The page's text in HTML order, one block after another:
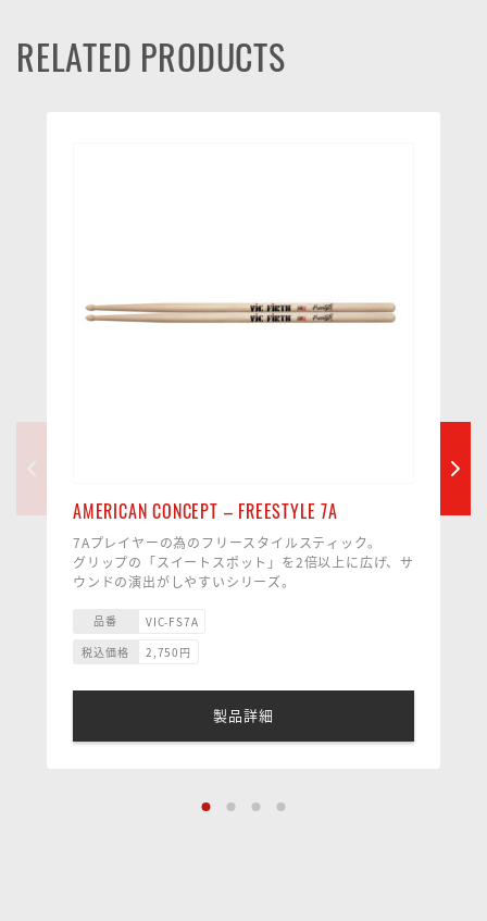
RELATED PRODUCTS
AMERICAN CONCEPT – FREESTYLE 7A
7Aプレイヤーの為のフリースタイルスティック。
グリップの「スイートスポット」を2倍以上に広げ、サ
ウンドの演出がしやすいシリーズ。
素材 ヒッコリー
テーパー エクストラ・ロング
-----------------------------------------------------------------
品番
VIC-FS7A
税込価格
2,750 円
製品詳細